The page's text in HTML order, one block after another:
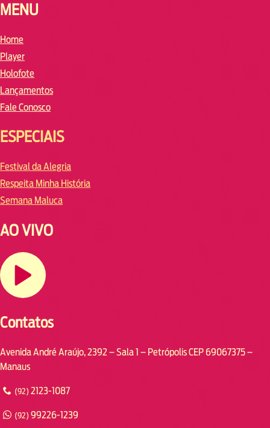
MENU
Home
Player
Holofote
Lançamentos
Fale Conosco
ESPECIAIS
Festival da Alegria
Respeita Minha História
Semana Maluca
AO VIVO
Contatos
Avenida André Araújo, 2392 – Sala 1 – Petrópolis CEP 69067375 –
Manaus
(92) 2123-1087
(92) 99226-1239